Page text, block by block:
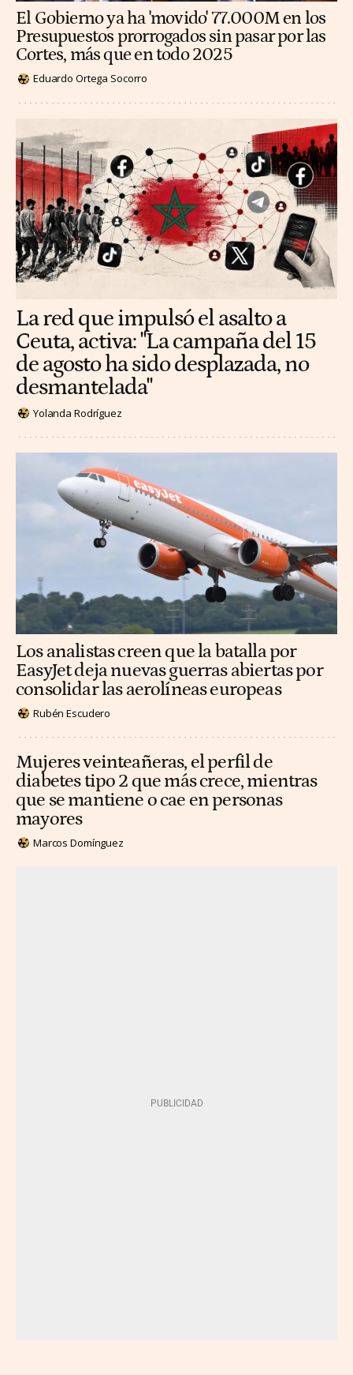
El Gobierno ya ha 'movido' 77.000M en los
Presupuestos prorrogados sin pasar por las
Cortes, más que en todo 2025
Eduardo Ortega Socorro
La red que impulsó el asalto a
Ceuta, activa: "La campaña del 15
de agosto ha sido desplazada, no
desmantelada"
Yolanda Rodríguez
Los analistas creen que la batalla por
EasyJet deja nuevas guerras abiertas por
consolidar las aerolíneas europeas
Rubén Escudero
Mujeres veinteañeras, el perfil de
diabetes tipo 2 que más crece, mientras
que se mantiene o cae en personas
mayores
Marcos Domínguez